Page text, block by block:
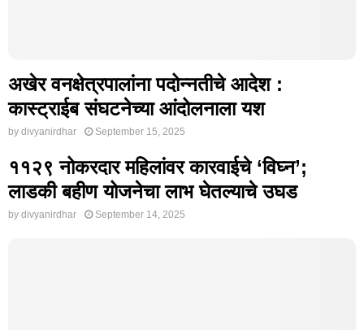
अखेर वनक्षेत्रपालांना पदोन्नतीचे आदेश :
कास्ट्राईब संघटनेच्या आंदोलनाला यश
by divyanirdhar September 15, 2025
११२९ नोकरदार महिलांवर कारवाईचे ‘विघ्न’;
लाडकी बहीण योजनेचा लाभ घेतल्याचे उघड
by divyanirdhar September 14, 2025